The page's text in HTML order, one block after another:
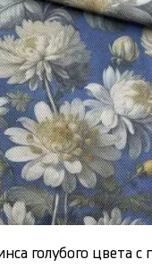
голубого цвета с